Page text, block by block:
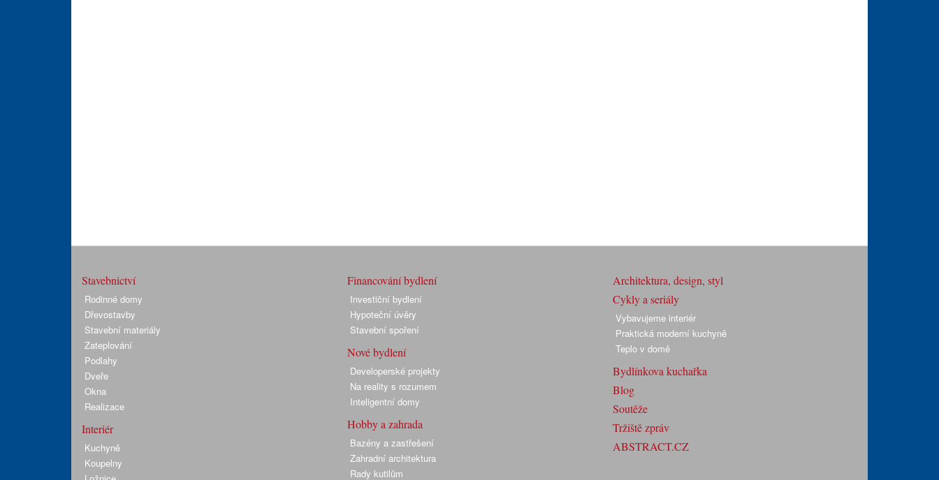
Stavebnictví
Rodinné domy
Dřevostavby
Stavební materiály
Zateplování
Podlahy
Dveře
Okna
Realizace
Interiér
Kuchyně
Koupelny
Financování bydlení
Investiční bydlení
Hypoteční úvěry
Stavební spoření
Nové bydlení
Developerské projekty
Na reality s rozumem
Inteligentní domy
Hobby a zahrada
Bazény a zastřešení
Zahradní architektura
Rady kutilům
Architektura, design, styl
Cykly a seriály
Vybavujeme interiér
Praktická moderní kuchyně
Teplo v domě
Bydlínkova kuchařka
Blog
Soutěže
Tržiště zpráv
ABSTRACT.CZ